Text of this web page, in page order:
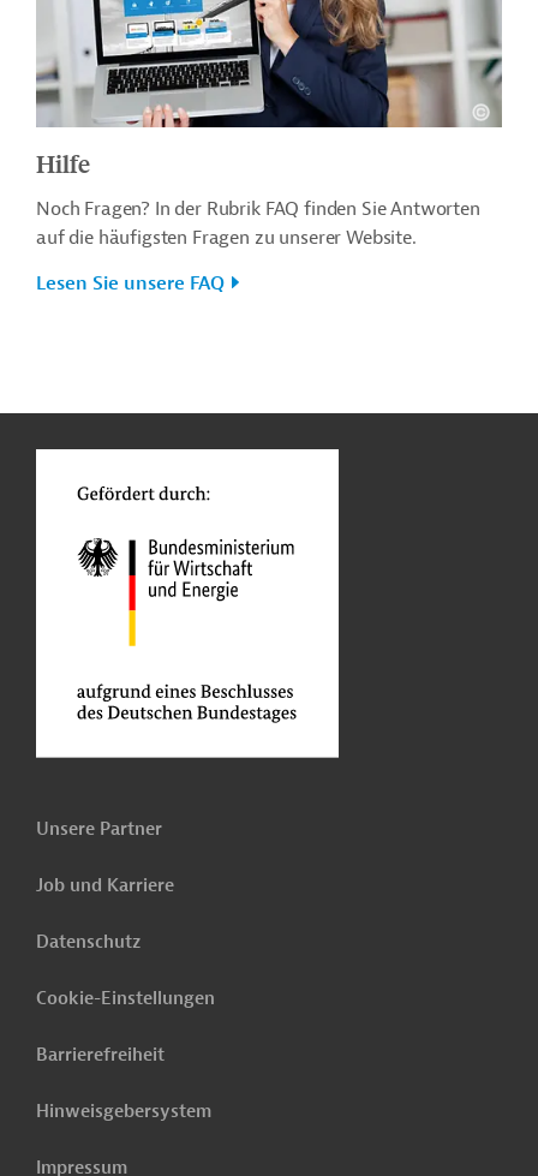
Hilfe
Noch Fragen? In der Rubrik FAQ finden Sie Antworten
auf die häufigsten Fragen zu unserer Website.
Lesen Sie unsere FAQ
Unsere Partner
Job und Karriere
Datenschutz
Cookie-Einstellungen
Barrierefreiheit
Hinweisgebersystem
Impressum